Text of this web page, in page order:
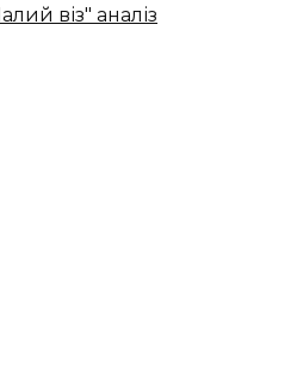
віз" аналіз